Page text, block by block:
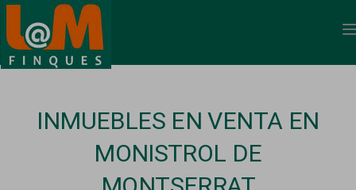
INMUEBLES EN VENTA EN
MONISTROL DE